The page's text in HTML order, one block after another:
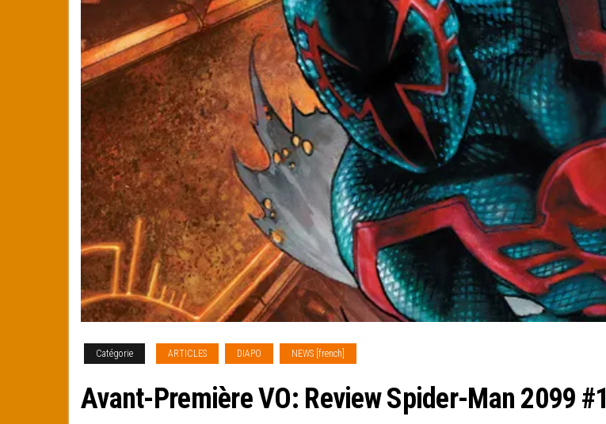
Catégorie ARTICLES DIAPO NEWS [french]
Avant-Première VO: Review Spider-Man 2099 #1